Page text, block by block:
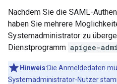
Nachdem Sie die SAML-
haben Sie mehrere
Systemadministrator zu
Dienstprogramm apigee-
Hinweis:Die Anmeldedaten
Systemadministrator-Nutzer